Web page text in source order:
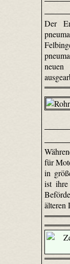
Der
für
in
ist
älteren